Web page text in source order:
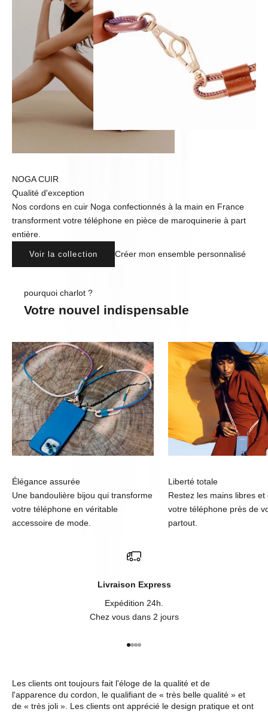
NOGA CUIR
Qualité d'exception
Nos cordons en cuir Noga confectionnés à la main en France
transforment votre téléphone en pièce de maroquinerie à part
entière.
Voir la collection Créer mon ensemble personnalisé
pourquoi charlot ?
Votre nouvel indispensable
Élégance assurée
Une bandoulière bijou qui transforme
votre téléphone en véritable
accessoire de mode.
Liberté totale
Restez les mains libres et
votre téléphone près de
partout.
Livraison Express
Expédition 24h.
Chez vous dans 2 jours
Aller à l'élément 1
Aller à l'élément 2
Aller à l'élément 3
Aller à l'élément 4
Les clients ont toujours fait l'éloge de la qualité et de
l'apparence du cordon, le qualifiant de « très belle qualité » et
de « très joli ». Les clients ont apprécié le design pratique et ont